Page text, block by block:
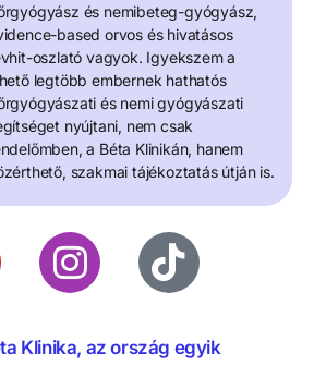
és nemibeteg-gyógyász,
based orvos és hivatásos
oszlató vagyok. Igyekszem a
legtöbb embernek hathatós
és nemi gyógyászati
nyújtani, nem csak
a Béta Klinikán, hanem
szakmai tájékoztatás útján is.
Klinika, az ország egyik